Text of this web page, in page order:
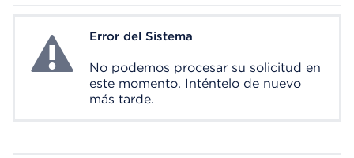
System ErrorError del Sistema
No podemos procesar su solicitud en
este momento. Inténtelo de nuevo
más tarde.